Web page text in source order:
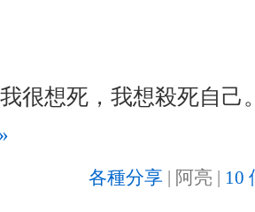
很想死，我想殺死自己
各種分享 | 阿亮 | 10